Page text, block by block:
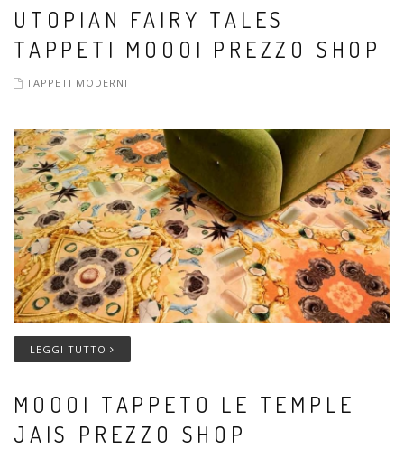
UTOPIAN FAIRY TALES
TAPPETI MOOOI PREZZO SHOP
TAPPETI MODERNI
LEGGI TUTTO
MOOOI TAPPETO LE TEMPLE
JAIS PREZZO SHOP